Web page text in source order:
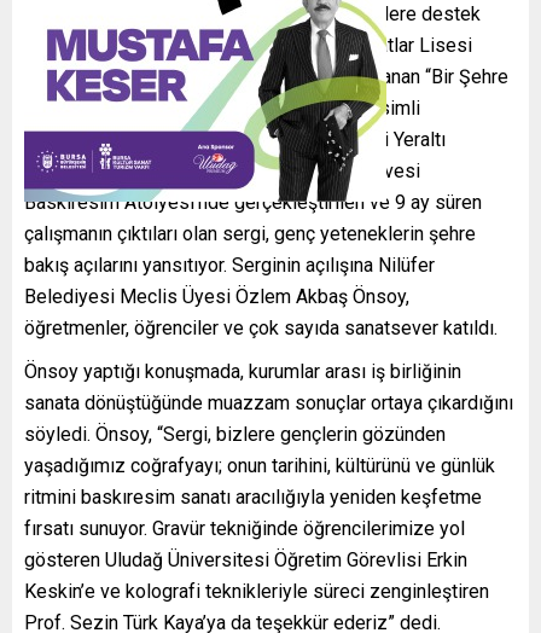
Nilüfer Belediyesi, sanata ve genç yeteneklere destek
vermeyi sürdürüyor. Zeki Müren Güzel Sanatlar Lisesi
öğrencilerinin uzun soluklu emeğiyle hazırlanan “Bir Şehre
Bakmak: Kesitler, Motifler ve Manzaralar” isimli
baskıresim sergisi, Nâzım Hikmet Kültürevi Yeraltı
Galerisi’nde izlenime açıldı. Misi Sanat Kahvesi
Baskıresim Atölyesi’nde gerçekleştirilen ve 9 ay süren
çalışmanın çıktıları olan sergi, genç yeteneklerin şehre
bakış açılarını yansıtıyor. Serginin açılışına Nilüfer
Belediyesi Meclis Üyesi Özlem Akbaş Önsoy,
öğretmenler, öğrenciler ve çok sayıda sanatsever katıldı.
Önsoy yaptığı konuşmada, kurumlar arası iş birliğinin
sanata dönüştüğünde muazzam sonuçlar ortaya çıkardığını
söyledi. Önsoy, “Sergi, bizlere gençlerin gözünden
yaşadığımız coğrafyayı; onun tarihini, kültürünü ve günlük
ritmini baskıresim sanatı aracılığıyla yeniden keşfetme
fırsatı sunuyor. Gravür tekniğinde öğrencilerimize yol
gösteren Uludağ Üniversitesi Öğretim Görevlisi Erkin
Keskin’e ve kolografi teknikleriyle süreci zenginleştiren
Prof. Sezin Türk Kaya’ya da teşekkür ederiz” dedi.